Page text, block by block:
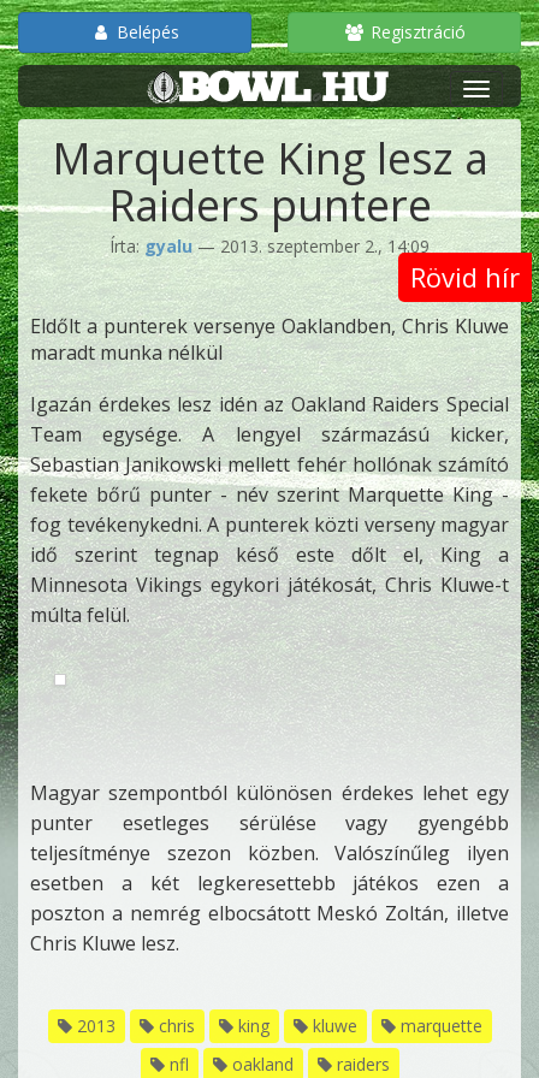
Belépés Regisztráció
Marquette King lesz a
Raiders puntere
Írta: gyalu— 2013. szeptember 2., 14:09
Rövid hír
Eldőlt a punterek versenye Oaklandben, Chris Kluwe
maradt munka nélkül
Igazán érdekes lesz idén az Oakland Raiders Special
Team egysége. A lengyel származású kicker,
Sebastian Janikowski mellett fehér hollónak számító
fekete bőrű punter - név szerint Marquette King -
fog tevékenykedni. A punterek közti verseny magyar
idő szerint tegnap késő este dőlt el, King a
Minnesota Vikings egykori játékosát, Chris Kluwe-t
múlta felül.
Magyar szempontból különösen érdekes lehet egy
punter esetleges sérülése vagy gyengébb
teljesítménye szezon közben. Valószínűleg ilyen
esetben a két legkeresettebb játékos ezen a
poszton a nemrég elbocsátott Meskó Zoltán, illetve
Chris Kluwe lesz.
2013 chris king kluwe
marquette
nfl
oakland raiders